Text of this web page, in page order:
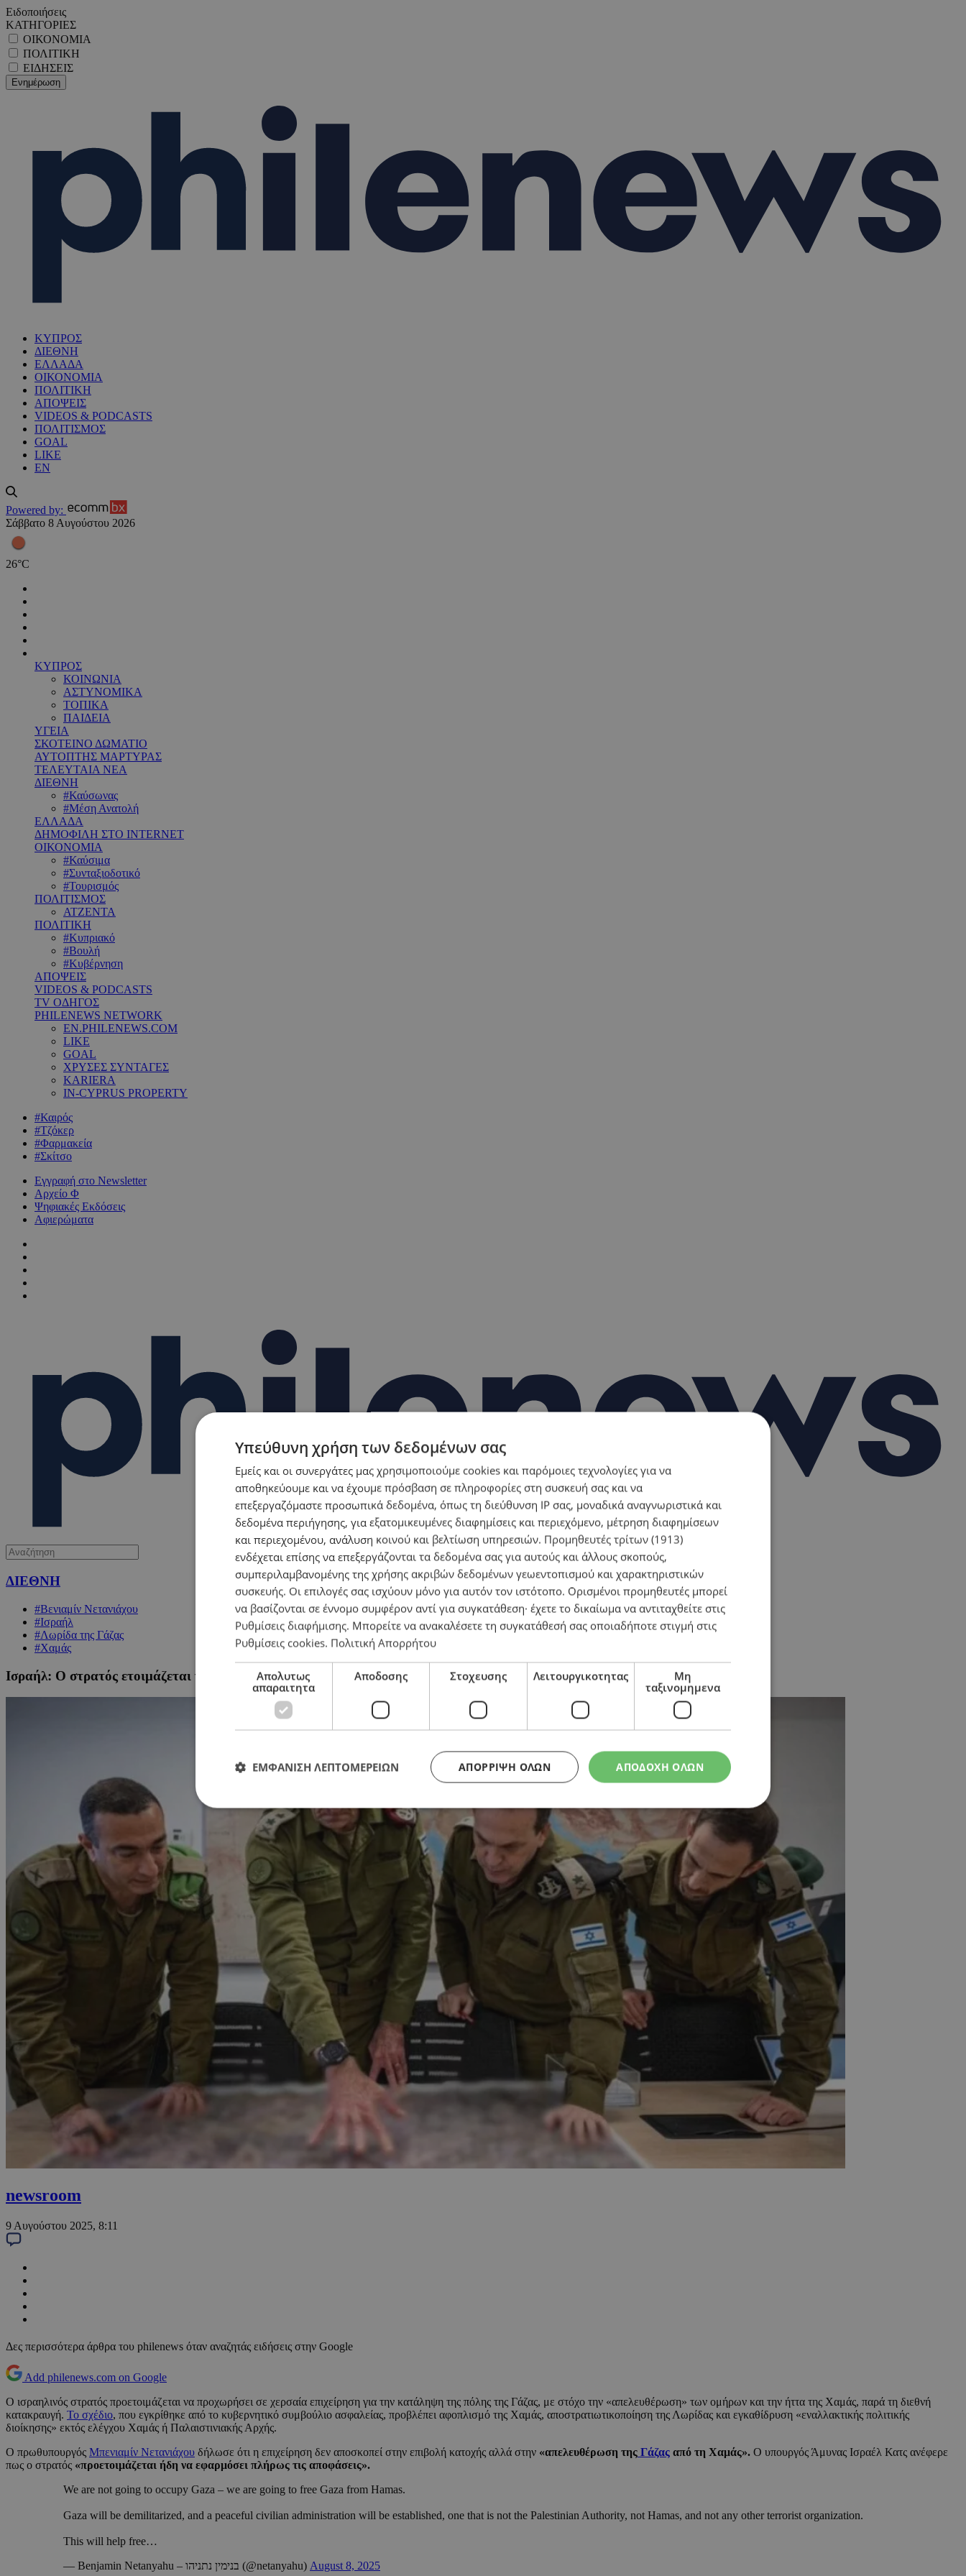
Ειδοποιήσεις
ΚΑΤΗΓΟΡΙΕΣ
ΟΙΚΟΝΟΜΙΑ
ΠΟΛΙΤΙΚΗ
ΕΙΔΗΣΕΙΣ
ΚΥΠΡΟΣ
ΔΙΕΘΝΗ
ΕΛΛΑΔΑ
ΟΙΚΟΝΟΜΙΑ
ΠΟΛΙΤΙΚΗ
ΑΠΟΨΕΙΣ
VIDEOS & PODCASTS
ΠΟΛΙΤΙΣΜΟΣ
GOAL
LIKE
EN
Powered by:
Σάββατο 8 Αυγούστου 2026
26°C
ΚΥΠΡΟΣ
ΚΟΙΝΩΝΙΑ
ΑΣΤΥΝΟΜΙΚΑ
ΤΟΠΙΚΑ
ΠΑΙΔΕΙΑ
ΥΓΕΙΑ
ΣΚΟΤΕΙΝΟ ΔΩΜΑΤΙΟ
ΑΥΤΟΠΤΗΣ ΜΑΡΤΥΡΑΣ
ΤΕΛΕΥΤΑΙΑ ΝΕΑ
ΔΙΕΘΝΗ
#Καύσωνας
#Μέση Ανατολή
ΕΛΛΑΔΑ
ΔΗΜΟΦΙΛΗ ΣΤΟ INTERNET
ΟΙΚΟΝΟΜΙΑ
#Καύσιμα
#Συνταξιοδοτικό
#Τουρισμός
ΠΟΛΙΤΙΣΜΟΣ
ΑΤΖΕΝΤΑ
ΠΟΛΙΤΙΚΗ
#Κυπριακό
#Βουλή
#Κυβέρνηση
ΑΠΟΨΕΙΣ
VIDEOS & PODCASTS
TV ΟΔΗΓΟΣ
PHILENEWS NETWORK
EN.PHILENEWS.COM
LIKE
GOAL
ΧΡΥΣΕΣ ΣΥΝΤΑΓΕΣ
KARIERA
IN-CYPRUS PROPERTY
#Καιρός
#Τζόκερ
#Φαρμακεία
#Σκίτσο
Εγγραφή στο Newsletter
Αρχείο Φ
Ψηφιακές Εκδόσεις
Αφιερώματα
ΔΙΕΘΝΗ
#Βενιαμίν Νετανιάχου
#Ισραήλ
#Λωρίδα της Γάζας
#Χαμάς
Ισραήλ: Ο στρατός ετοιμάζεται να καταλάβει την πόλη της Γάζας – Νετανιάχου: «Πάμε να την απελευθερώσουμε από τη Χαμάς»
newsroom
9 Αυγούστου 2025, 8:11
Δες περισσότερα άρθρα του philenews όταν αναζητάς ειδήσεις στην Google
Add philenews.com on Google
Ο ισραηλινός στρατός προετοιμάζεται να προχωρήσει σε χερσαία επιχείρηση για την κατάληψη της πόλης της Γάζας, με στόχο την «απελευθέρωση» των ομήρων και την ήττα της Χαμάς, παρά τη διεθνή
κατακραυγή. Το σχέδιο, που εγκρίθηκε από το κυβερνητικό συμβούλιο ασφαλείας, προβλέπει αφοπλισμό της Χαμάς, αποστρατιωτικοποίηση της Λωρίδας και εγκαθίδρυση «εναλλακτικής πολιτικής
διοίκησης» εκτός ελέγχου Χαμάς ή Παλαιστινιακής Αρχής.
Ο πρωθυπουργός Μπενιαμίν Νετανιάχου δήλωσε ότι η επιχείρηση δεν αποσκοπεί στην επιβολή κατοχής αλλά στην «απελευθέρωση της Γάζας από τη Χαμάς». Ο υπουργός Άμυνας Ισραέλ Κατς ανέφερε
πως ο στρατός «προετοιμάζεται ήδη να εφαρμόσει πλήρως τις αποφάσεις».
We are not going to occupy Gaza – we are going to free Gaza from Hamas.
Gaza will be demilitarized, and a peaceful civilian administration will be established, one that is not the Palestinian Authority, not Hamas, and not any other terrorist organization.
This will help free…
— Benjamin Netanyahu – בנימין נתניהו (@netanyahu) August 8, 2025
Υπεύθυνη χρήση των δεδομένων σας
Εμείς και οι συνεργάτες μας χρησιμοποιούμε cookies και παρόμοιες τεχνολογίες για να
αποθηκεύουμε και να έχουμε πρόσβαση σε πληροφορίες στη συσκευή σας και να
επεξεργαζόμαστε προσωπικά δεδομένα, όπως τη διεύθυνση IP σας, μοναδικά αναγνωριστικά και
δεδομένα περιήγησης, για εξατομικευμένες διαφημίσεις και περιεχόμενο, μέτρηση διαφημίσεων
και περιεχομένου, ανάλυση κοινού και βελτίωση υπηρεσιών. Προμηθευτές τρίτων (1913)
ενδέχεται επίσης να επεξεργάζονται τα δεδομένα σας για αυτούς και άλλους σκοπούς,
συμπεριλαμβανομένης της χρήσης ακριβών δεδομένων γεωεντοπισμού και χαρακτηριστικών
συσκευής. Οι επιλογές σας ισχύουν μόνο για αυτόν τον ιστότοπο. Ορισμένοι προμηθευτές μπορεί
να βασίζονται σε έννομο συμφέρον αντί για συγκατάθεση· έχετε το δικαίωμα να αντιταχθείτε στις
Ρυθμίσεις διαφήμισης. Μπορείτε να ανακαλέσετε τη συγκατάθεσή σας οποιαδήποτε στιγμή στις
Ρυθμίσεις cookies. Πολιτική Απορρήτου
Απολυτως
απαραιτητα
Αποδοσης Στοχευσης Λειτουργικοτητας
Μη
ταξινομημενα
ΑΠΟΔΟΧΗ ΟΛΩΝ
ΑΠΌΡΡΙΨΗ ΌΛΩΝ
ΕΜΦΑΝΙΣΗ ΛΕΠΤΟΜΕΡΕΙΩΝ